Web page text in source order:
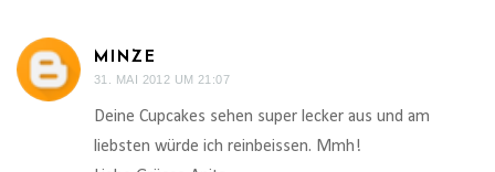
MINZE
31. MAI 2012 UM 21:07
Deine Cupcakes sehen super lecker aus und am
liebsten würde ich reinbeissen. Mmh!